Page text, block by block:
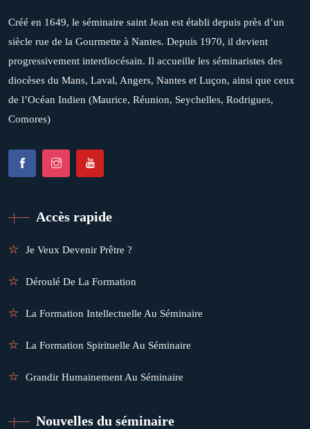
Créé en 1649, le séminaire saint Jean est établi depuis près d’un
siècle rue de la Gourmette à Nantes. Depuis 1970, il devient
progressivement interdiocésain. Il accueille les séminaristes des
diocèses du Mans, Laval, Angers, Nantes et Luçon, ainsi que ceux
de l’Océan Indien (Maurice, Réunion, Seychelles, Rodrigues,
Comores)
Accès rapide
Je Veux Devenir Prêtre ?
Déroulé De La Formation
La Formation Intellectuelle Au Séminaire
La Formation Spirituelle Au Séminaire
Grandir Humainement Au Séminaire
Nouvelles du séminaire